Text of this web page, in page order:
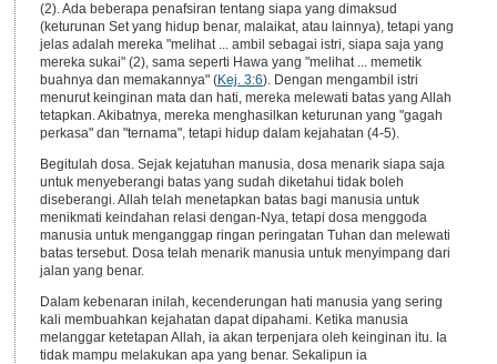
(2). Ada beberapa penafsiran tentang siapa yang dimaksud
(keturunan Set yang hidup benar, malaikat, atau lainnya), tetapi yang
jelas adalah mereka "melihat ... ambil sebagai istri, siapa saja yang
mereka sukai" (2), sama seperti Hawa yang "melihat ... memetik
buahnya dan memakannya" (Kej. 3:6). Dengan mengambil istri
menurut keinginan mata dan hati, mereka melewati batas yang Allah
tetapkan. Akibatnya, mereka menghasilkan keturunan yang "gagah
perkasa" dan "ternama", tetapi hidup dalam kejahatan (4-5).
Begitulah dosa. Sejak kejatuhan manusia, dosa menarik siapa saja
untuk menyeberangi batas yang sudah diketahui tidak boleh
diseberangi. Allah telah menetapkan batas bagi manusia untuk
menikmati keindahan relasi dengan-Nya, tetapi dosa menggoda
manusia untuk menganggap ringan peringatan Tuhan dan melewati
batas tersebut. Dosa telah menarik manusia untuk menyimpang dari
jalan yang benar.
Dalam kebenaran inilah, kecenderungan hati manusia yang sering
kali membuahkan kejahatan dapat dipahami. Ketika manusia
melanggar ketetapan Allah, ia akan terpenjara oleh keinginan itu. Ia
tidak mampu melakukan apa yang benar. Sekalipun ia